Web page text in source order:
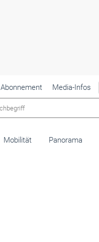
Abonnement
Media-Infos
Mobilität Panorama